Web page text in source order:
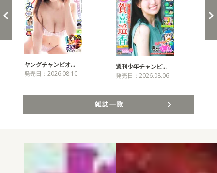
ヤングチャンピオ…
発売日：2026.08.10
週刊少年チャンピ…
発売日：2026.08.06